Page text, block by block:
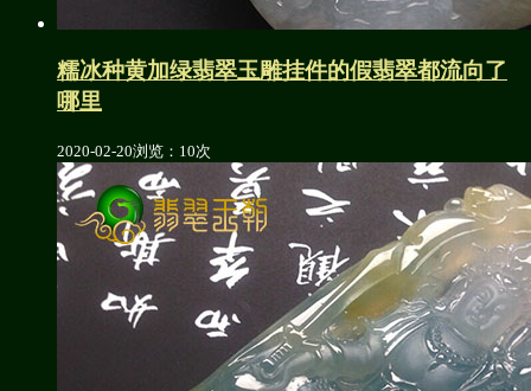
糯冰种黄加绿翡翠玉雕挂件的假翡翠都流向了
哪里
2020-02-20浏览：10次